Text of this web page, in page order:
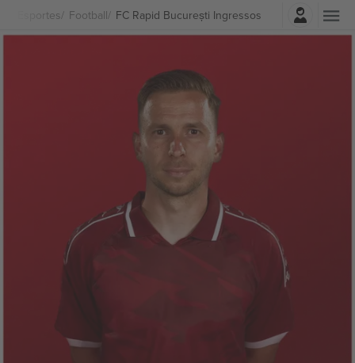
Esportes Football FC Rapid București Ingressos
Entrar